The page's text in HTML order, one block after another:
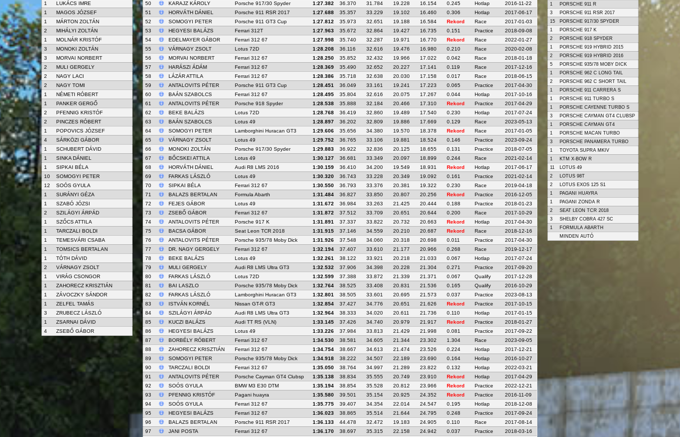
1
LUKÁCS IMRE
1
MAGOS JÓZSEF
1
MÁRTON ZOLTÁN
2
MIHÁLYI ZOLTÁN
1
MOLNÁR KRISTÓF
3
MONOKI ZOLTÁN
3
MORVAI NORBERT
2
MULI GERGELY
2
NAGY LACI
2
NAGY TOMI
1
NÉMETI RÓBERT
1
PANKER GERGŐ
2
PFENNIG KRISTÓF
2
PINCZES RÓBERT
1
POPOVICS JÓZSEF
4
SÁRKÖZI GÁBOR
1
SCHUBERT DÁVID
1
SINKA DÁNIEL
1
SIPKAI BÉLA
10
SOMOGYI PETER
12
SOÓS GYULA
1
SURÁNYI GÉZA
1
SZABÓ JÓZSI
2
SZILÁGYI ÁRPÁD
1
SZŐCS ATTILA
1
TARCZALI BOLDI
1
TEMESVÁRI CSABA
1
TOMSICS BERTALAN
1
TÓTH DÁVID
2
VÁRNAGY ZSOLT
1
VIRÁG CSONGOR
1
ZAHORECZ KRISZTIÁN
1
ZÁVOCZKY SÁNDOR
1
ZELFEL TAMÁS
3
ZRUBECZ LÁSZLÓ
1
ZSARNAI DÁVID
4
ZSEBŐ GÁBOR
50
KARAJZ KÁROLY Porsche 917/30 Spyder 1:27.382 36.370 31.784 19.228 16.154 0.245 Hotlap
2016-11-22
51
HORVÁTH DÁNIEL Porsche 911 RSR 2017 1:27.688 35.357 33.229 19.102 16.460 0.306 Hotlap
2017-06-17
52
SOMOGYI PETER Porsche 911 GT3 Cup 1:27.812 35.973 32.651 19.188 16.584 Rekord Race
2017-01-03
53
HEGYESI BALÁZS Ferrari 312T 1:27.963 35.672 32.864 19.427 16.735 0.151 Practice
2018-09-08
54
EDELMAYER GÁBOR Ferrari 312 67 1:27.998 35.740 32.287 19.971 16.770 Rekord Race
2022-01-27
55
VÁRNAGY ZSOLT Lotus 72D 1:28.208 36.116 32.616 19.476 16.980 0.210 Race
2020-02-08
56
MORVAI NORBERT Ferrari 312 67 1:28.250 35.852 32.432 19.966 17.022 0.042 Race
2018-01-18
57
HARÁSZI ÁDÁM Ferrari 312 67 1:28.369 35.490 32.652 20.227 17.141 0.119 Race
2017-12-16
58
LÁZÁR ATTILA Ferrari 312 67 1:28.386 35.718 32.638 20.030 17.158 0.017 Race
2018-06-15
59
ANTALOVITS PÉTER Porsche 911 GT3 Cup 1:28.451 36.049 33.161 19.241 17.223 0.065 Practice
2017-04-30
60
BAÁN SZABOLCS Ferrari 312 67 1:28.495 35.804 32.616 20.075 17.267 0.044 Hotlap
2017-10-16
61
ANTALOVITS PÉTER Porsche 918 Spyder 1:28.538 35.888 32.184 20.466 17.310 Rekord Practice
2017-04-29
62
BEKE BALÁZS Lotus 72D 1:28.768 36.419 32.860 19.489 17.540 0.230 Hotlap
2017-07-24
63
BAÁN SZABOLCS Lotus 49 1:28.897 36.202 32.809 19.886 17.669 0.129 Race
2023-05-13
64
SOMOGYI PETER Lamborghini Huracan GT3 1:29.606 35.656 34.380 19.570 18.378 Rekord Race
2017-01-05
65
VÁRNAGY ZSOLT Lotus 49 1:29.752 36.765 33.106 19.881 18.524 0.146 Practice
2023-09-24
66
MONOKI ZOLTÁN Porsche 917/30 Spyder 1:29.883 36.922 32.836 20.125 18.655 0.131 Practice
2018-07-05
67
BŐCSKEI ATTILA Lotus 49 1:30.127 36.681 33.349 20.097 18.899 0.244 Race
2021-02-14
68
HORVÁTH DÁNIEL Audi R8 LMS 2016 1:30.159 36.410 34.200 19.549 18.931 Rekord Hotlap
2017-06-17
69
FARKAS LÁSZLÓ Lotus 49 1:30.320 36.743 33.228 20.349 19.092 0.161 Practice
2021-02-14
70
SIPKAI BÉLA Ferrari 312 67 1:30.550 36.793 33.376 20.381 19.322 0.230 Race
2019-04-18
71
BALAZS BERTALAN Formula Abarth 1:31.484 36.827 33.850 20.807 20.256 Rekord Practice
2016-12-05
72
FEJES GÁBOR Lotus 49 1:31.672 36.984 33.263 21.425 20.444 0.188 Practice
2018-01-23
73
ZSEBŐ GÁBOR Ferrari 312 67 1:31.872 37.512 33.709 20.651 20.644 0.200 Race
2017-10-29
74
ANTALOVITS PÉTER Porsche 917 K 1:31.891 37.337 33.822 20.732 20.663 Rekord Hotlap
2017-04-30
75
BACSA GÁBOR Seat Leon TCR 2018 1:31.915 37.146 34.559 20.210 20.687 Rekord Race
2018-12-16
76
ANTALOVITS PÉTER Porsche 935/78 Moby Dick 1:31.926 37.548 34.060 20.318 20.698 0.011 Practice
2017-04-30
77
DR. NAGY GERGELY Ferrari 312 67 1:32.194 37.407 33.610 21.177 20.966 0.268 Race
2019-12-17
78
BEKE BALÁZS Lotus 49 1:32.261 38.122 33.921 20.218 21.033 0.067 Hotlap
2017-07-24
79
MULI GERGELY Audi R8 LMS Ultra GT3 1:32.532 37.906 34.398 20.228 21.304 0.271 Practice
2017-09-20
80
FARKAS LÁSZLÓ Lotus 72D 1:32.599 37.388 33.872 21.339 21.371 0.067 Qualify
2017-12-28
81
BAI LASZLO Porsche 935/78 Moby Dick 1:32.764 38.525 33.408 20.831 21.536 0.165 Qualify
2016-10-29
82
FARKAS LÁSZLÓ Lamborghini Huracan GT3 1:32.801 38.505 33.601 20.695 21.573 0.037 Practice
2023-08-13
83
ISTVÁN KORNÉL Nissan GT-R GT3 1:32.854 37.427 34.776 20.651 21.626 Rekord Practice
2017-10-15
84
SZILÁGYI ÁRPÁD Audi R8 LMS Ultra GT3 1:32.964 38.333 34.020 20.611 21.736 0.110 Hotlap
2017-01-15
85
KUCZI BALÁZS Audi TT RS (VLN) 1:33.145 37.426 34.740 20.979 21.917 Rekord Practice
2018-01-27
86
HEGYESI BALÁZS Lotus 49 1:33.226 37.984 33.813 21.429 21.998 0.081 Practice
2017-09-22
87
BORBÉLY RÓBERT Ferrari 312 67 1:34.530 38.581 34.605 21.344 23.302 1.304 Race
2023-09-05
88
ZAHORECZ KRISZTIÁN Ferrari 312 67 1:34.754 38.667 34.613 21.474 23.526 0.224 Hotlap
2017-12-21
89
SOMOGYI PETER Porsche 935/78 Moby Dick 1:34.918 38.222 34.507 22.189 23.690 0.164 Hotlap
2016-10-27
90
TARCZALI BOLDI Ferrari 312 67 1:35.050 38.764 34.997 21.289 23.822 0.132 Hotlap
2022-03-21
91
ANTALOVITS PÉTER Porsche Cayman GT4 Clubsp 1:35.138 38.834 35.555 20.749 23.910 Rekord Hotlap
2017-04-29
92
SOÓS GYULA BMW M3 E30 DTM 1:35.194 38.854 35.528 20.812 23.966 Rekord Practice
2022-12-21
93
PFENNIG KRISTÓF Pagani huayra 1:35.580 39.501 35.154 20.925 24.352 Rekord Practice
2016-11-09
94
SOÓS GYULA Ferrari 312 67 1:35.775 39.407 34.354 22.014 24.547 0.195 Hotlap
2018-12-08
95
HEGYESI BALÁZS Ferrari 312 67 1:36.023 38.865 35.514 21.644 24.795 0.248 Practice
2017-09-24
96
BALAZS BERTALAN Porsche 911 RSR 2017 1:36.133 44.478 32.472 19.183 24.905 0.110 Race
2017-08-14
97
JANI POSTA Ferrari 312 67 1:36.170 38.697 35.315 22.158 24.942 0.037 Practice
2018-03-16
1
PORSCHE 911 R
3
PORSCHE 911 RSR 2017
15
PORSCHE 917/30 SPYDER
1
PORSCHE 917 K
2
PORSCHE 918 SPYDER
1
PORSCHE 919 HYBRID 2015
2
PORSCHE 919 HYBRID 2016
5
PORSCHE 935/78 MOBY DICK
1
PORSCHE 962 C LONG TAIL
2
PORSCHE 962 C SHORT TAIL
1
PORSCHE 911 CARRERA S
1
PORSCHE 911 TURBO S
1
PORSCHE CAYENNE TURBO S
3
PORSCHE CAYMAN GT4 CLUBSP
1
PORSCHE CAYMAN GT4
1
PORSCHE MACAN TURBO
3
PORSCHE PANAMERA TURBO
1
TOYOTA SUPRA MKIV
1
KTM X-BOW R
11
LOTUS 49
2
LOTUS 98T
2
LOTUS EXOS 125 S1
1
PAGANI HUAYRA
1
PAGANI ZONDA R
2
SEAT LEON TCR 2018
3
SHELBY COBRA 427 SC
1
FORMULA ABARTH
MINDEN AUTÓ